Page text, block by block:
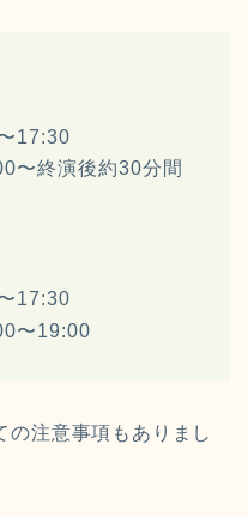
17:30
〜終演後約30分間
17:30
〜19:00
の注意事項もありまし